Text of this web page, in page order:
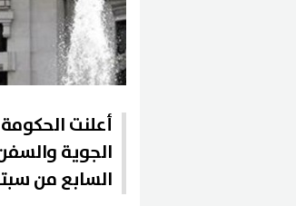
الجوية
السابع من